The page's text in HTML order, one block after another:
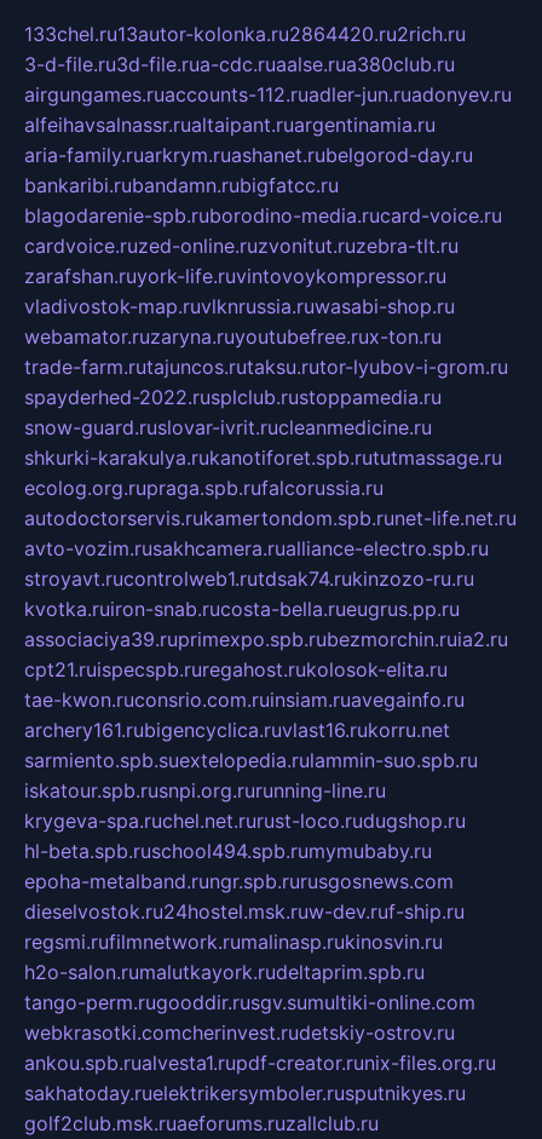
133chel.ru13autor-kolonka.ru2864420.ru2rich.ru
3-d-file.ru3d-file.rua-cdc.ruaalse.rua380club.ru
airgungames.ruaccounts-112.ruadler-jun.ruadonyev.ru
alfeihavsalnassr.rualtaipant.ruargentinamia.ru
aria-family.ruarkrym.ruashanet.rubelgorod-day.ru
bankaribi.rubandamn.rubigfatcc.ru
blagodarenie-spb.ruborodino-media.rucard-voice.ru
cardvoice.ruzed-online.ruzvonitut.ruzebra-tlt.ru
zarafshan.ruyork-life.ruvintovoykompressor.ru
vladivostok-map.ruvlknrussia.ruwasabi-shop.ru
webamator.ruzaryna.ruyoutubefree.rux-ton.ru
trade-farm.rutajuncos.rutaksu.rutor-lyubov-i-grom.ru
spayderhed-2022.rusplclub.rustoppamedia.ru
snow-guard.ruslovar-ivrit.rucleanmedicine.ru
shkurki-karakulya.rukanotiforet.spb.rututmassage.ru
ecolog.org.rupraga.spb.rufalcorussia.ru
autodoctorservis.rukamertondom.spb.runet-life.net.ru
avto-vozim.rusakhcamera.rualliance-electro.spb.ru
stroyavt.rucontrolweb1.rutdsak74.rukinzozo-ru.ru
kvotka.ruiron-snab.rucosta-bella.rueugrus.pp.ru
associaciya39.ruprimexpo.spb.rubezmorchin.ruia2.ru
cpt21.ruispecspb.ruregahost.rukolosok-elita.ru
tae-kwon.ruconsrio.com.ruinsiam.ruavegainfo.ru
archery161.rubigencyclica.ruvlast16.rukorru.net
sarmiento.spb.suextelopedia.rulammin-suo.spb.ru
iskatour.spb.rusnpi.org.rurunning-line.ru
krygeva-spa.ruchel.net.rurust-loco.rudugshop.ru
hl-beta.spb.ruschool494.spb.rumymubaby.ru
epoha-metalband.rungr.spb.rurusgosnews.com
dieselvostok.ru24hostel.msk.ruw-dev.ruf-ship.ru
regsmi.rufilmnetwork.rumalinasp.rukinosvin.ru
h2o-salon.rumalutkayork.rudeltaprim.spb.ru
tango-perm.rugooddir.rusgv.sumultiki-online.com
webkrasotki.comcherinvest.rudetskiy-ostrov.ru
ankou.spb.rualvesta1.rupdf-creator.runix-files.org.ru
sakhatoday.ruelektrikersymboler.rusputnikyes.ru
golf2club.msk.ruaeforums.ruzallclub.ru